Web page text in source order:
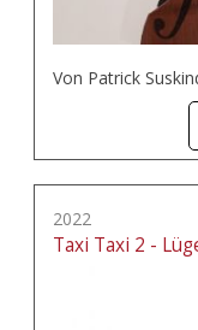
Von Patrick
2022
Taxi Taxi 2 -